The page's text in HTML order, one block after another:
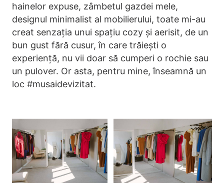
hainelor expuse, zâmbetul gazdei mele,
designul minimalist al mobilierului, toate mi-au
creat senzația unui spațiu cozy și aerisit, de un
bun gust fără cusur, în care trăiești o
experiență, nu vii doar să cumperi o rochie sau
un pulover. Or asta, pentru mine, înseamnă un
loc #musaidevizitat.